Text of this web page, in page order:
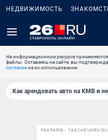
НЕДВИЖИМОСТЬ
На информационном ресурсе
файлы. Оставаясь на сайте, вы
согласиена их использование.
Как арендовать авто на КМВ и
РЕКЛАМА • TKACHEVKMV.RU